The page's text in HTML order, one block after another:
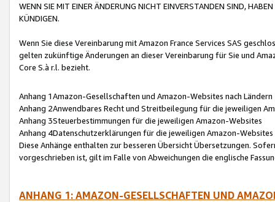
WENN SIE MIT EINER ÄNDERUNG NICHT EINVERSTANDEN SIND,
KÜNDIGEN.
Wenn Sie diese Vereinbarung mit Amazon France Services SAS
gelten zukünftige Änderungen an dieser Vereinbarung für Sie und
Core S.à r.l. bezieht.
Anhang 1Amazon-Gesellschaften und Amazon-Websites nach Ländern
Anhang 2Anwendbares Recht und Streitbeilegung für die jeweiligen
Anhang 3Steuerbestimmungen für die jeweiligen Amazon-Websites
Anhang 4Datenschutzerklärungen für die jeweiligen Amazon-Websites
Diese Anhänge enthalten zur besseren Übersicht Übersetzungen.
vorgeschrieben ist, gilt im Falle von Abweichungen die englische
ANHANG 1: AMAZON-GESELLSCHAFTEN UND